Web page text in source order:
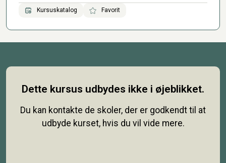
Kursuskatalog Favorit
Dette kursus udbydes ikke i øjeblikket.
Du kan kontakte de skoler, der er godkendt til at
udbyde kurset, hvis du vil vide mere.